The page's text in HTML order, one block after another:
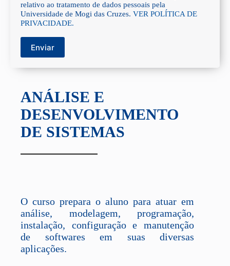
ANÁLISE E
DESENVOLVIMENTO
DE SISTEMAS
O curso prepara o aluno para atuar em
análise, modelagem, programação,
instalação, configuração e manutenção
de softwares em suas diversas
aplicações.
relativo ao tratamento de dados pessoais pela
Universidade de Mogi das Cruzes. VER POLÍTICA DE
PRIVACIDADE.
Enviar